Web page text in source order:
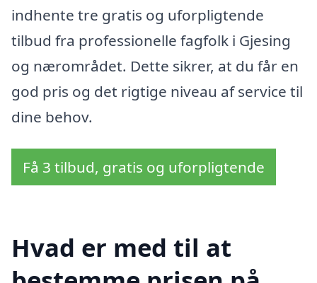
indhente tre gratis og uforpligtende
tilbud fra professionelle fagfolk i Gjesing
og nærområdet. Dette sikrer, at du får en
god pris og det rigtige niveau af service til
dine behov.
Få 3 tilbud, gratis og uforpligtende
Hvad er med til at